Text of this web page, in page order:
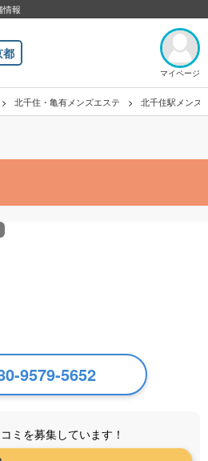
情報
都
マイページ
北千住・亀有メンズエステ 北千住駅メンズ
9579-5652
ミを募集しています！